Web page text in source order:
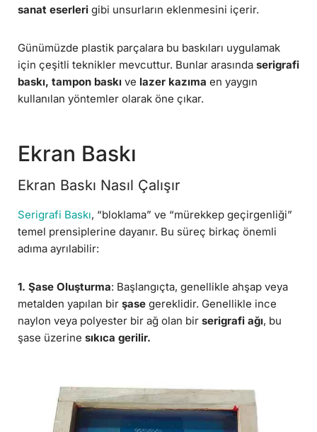
sanat eserleri gibi unsurların eklenmesini içerir.
Günümüzde plastik parçalara bu baskıları uygulamak
için çeşitli teknikler mevcuttur. Bunlar arasında serigrafi
baskı, tampon baskı ve lazer kazıma en yaygın
kullanılan yöntemler olarak öne çıkar.
Ekran Baskı
Ekran Baskı Nasıl Çalışır
Serigrafi Baskı, “bloklama” ve “mürekkep geçirgenliği”
temel prensiplerine dayanır. Bu süreç birkaç önemli
adıma ayrılabilir:
1. Şase Oluşturma: Başlangıçta, genellikle ahşap veya
metalden yapılan bir şase gereklidir. Genellikle ince
naylon veya polyester bir ağ olan bir serigrafi ağı, bu
şase üzerine sıkıca gerilir.